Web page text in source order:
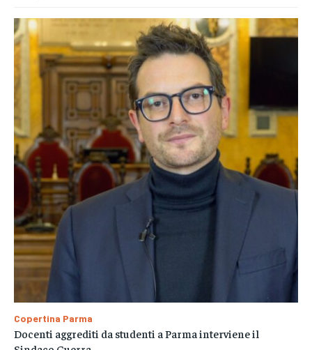
Copertina Parma
Docenti aggrediti da studenti a Parma interviene il